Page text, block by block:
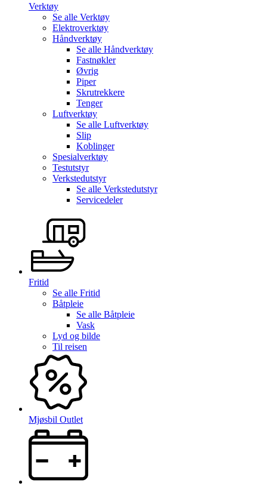
Verktøy
Se alle Verktøy
Elektroverktøy
Håndverktøy
Se alle Håndverktøy
Fastnøkler
Øvrig
Piper
Skrutrekkere
Tenger
Luftverktøy
Se alle Luftverktøy
Slip
Koblinger
Spesialverktøy
Testutstyr
Verkstedutstyr
Se alle Verkstedutstyr
Servicedeler
Fritid
Se alle Fritid
Båtpleie
Se alle Båtpleie
Vask
Lyd og bilde
Til reisen
Mjøsbil Outlet